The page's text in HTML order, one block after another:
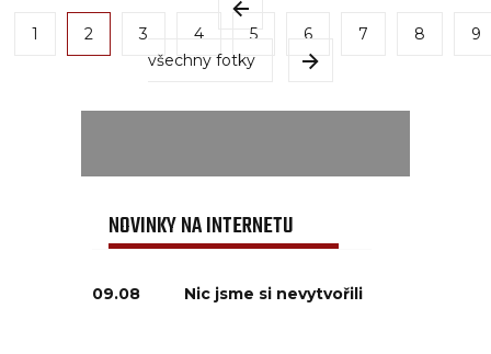
1 2 3 4 5 6 7 8
9
všechny fotky
NOVINKY NA INTERNETU
09.08 Nic jsme si nevytvořili